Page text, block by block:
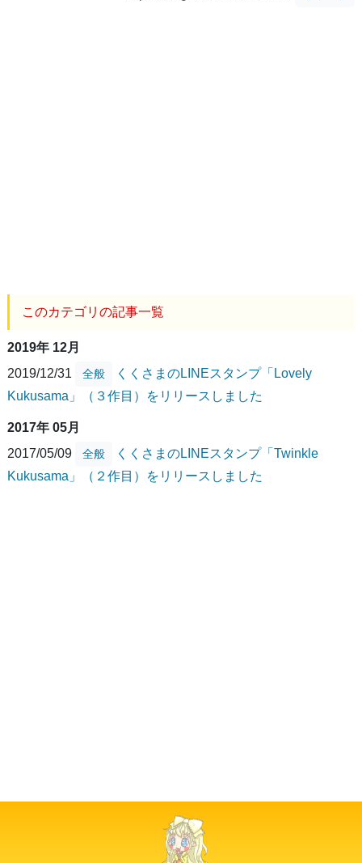
このカテゴリの記事一覧
2019年 12月
2019/12/31
全般
くくさまのLINEスタンプ「Lovely
Kukusama」（３作目）をリリースしました
2017年 05月
2017/05/09
全般
くくさまのLINEスタンプ「Twinkle
Kukusama」（２作目）をリリースしました